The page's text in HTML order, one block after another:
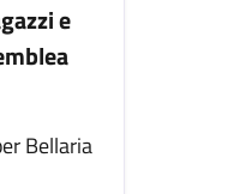
e
Bellaria